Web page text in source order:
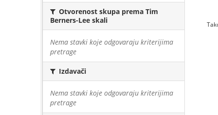
Otvorenost skupa prema Tim
Berners-Lee skali
Nema stavki koje odgovaraju kriterijima
pretrage
Izdavači
Nema stavki koje odgovaraju kriterijima
pretrage